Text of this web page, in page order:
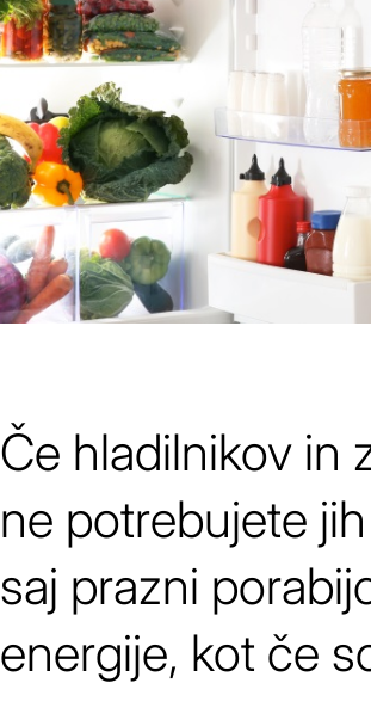
Če hladilnikov in
ne potrebujete
saj prazni
energije, kot če